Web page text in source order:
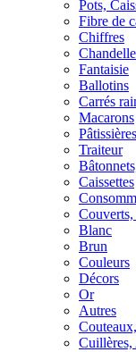
Pots,
Fibre de
Chiffres
Fantaisie
Ballotins
Carrés
Macarons
Pâtissières
Traiteur
Caissettes
Blanc
Brun
Couleurs
Décors
Or
Autres
Cuillères,